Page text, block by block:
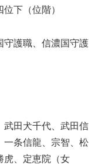
下（位階）
守護職、信濃国守護
武田犬千代、武田信
一条信龍、宗智、松
虎、定恵院（女